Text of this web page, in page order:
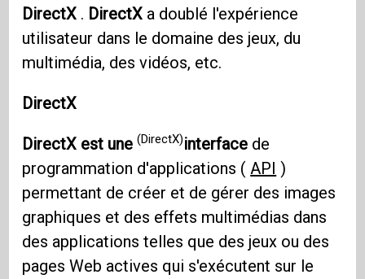
DirectX . DirectX a doublé l'expérience
utilisateur dans le domaine des jeux, du
multimédia, des vidéos, etc.
DirectX
DirectX est une(DirectX)interface de
programmation d'applications (API )
permettant de créer et de gérer des images
graphiques et des effets multimédias dans
des applications telles que des jeux ou des
pages Web actives qui s'exécutent sur le